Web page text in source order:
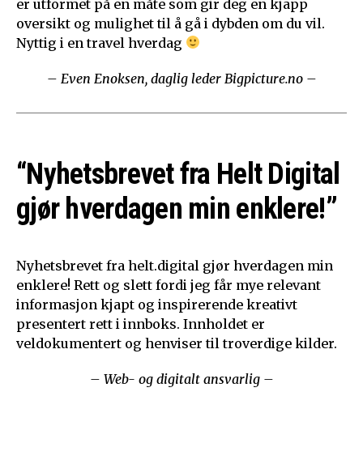
er utformet på en måte som gir deg en kjapp
oversikt og mulighet til å gå i dybden om du vil.
Nyttig i en travel hverdag
– Even Enoksen, daglig leder Bigpicture.no –
“Nyhetsbrevet fra Helt Digital
gjør hverdagen min enklere!”
Nyhetsbrevet fra helt.digital gjør hverdagen min
enklere! Rett og slett fordi jeg får mye relevant
informasjon kjapt og inspirerende kreativt
presentert rett i innboks. Innholdet er
veldokumentert og henviser til troverdige kilder.
– Web- og digitalt ansvarlig –